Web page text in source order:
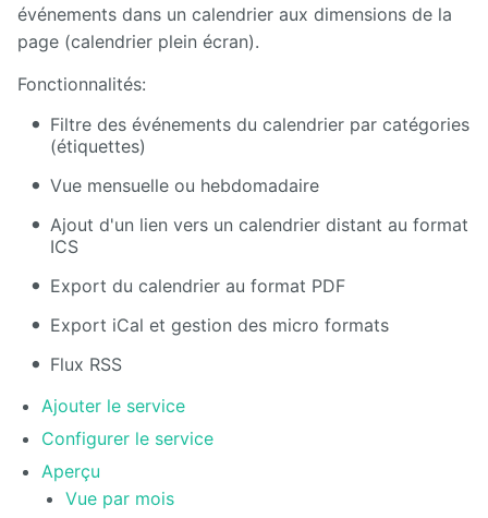
Releases
événements dans un calendrier aux dimensions de la
page (calendrier plein écran).
Fonctionnalités:
Filtre des événements du calendrier par catégories
(étiquettes)
Vue mensuelle ou hebdomadaire
Ajout d'un lien vers un calendrier distant au format
ICS
Export du calendrier au format PDF
Export iCal et gestion des micro formats
Flux RSS
Ajouter le service
Configurer le service
Aperçu
Vue par mois